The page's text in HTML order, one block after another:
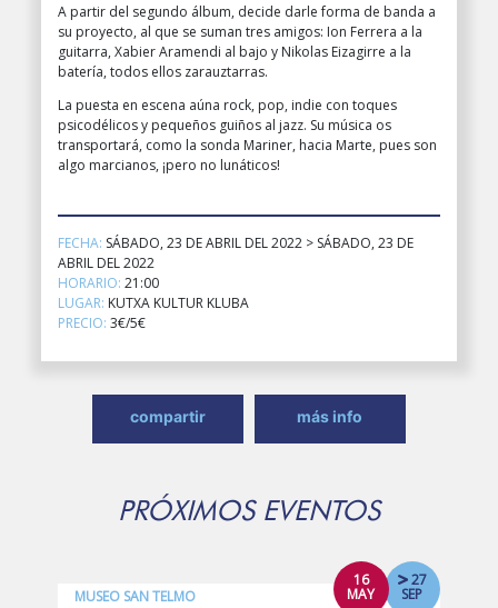
A partir del segundo álbum, decide darle forma de banda a
su proyecto, al que se suman tres amigos: Ion Ferrera a la
guitarra, Xabier Aramendi al bajo y Nikolas Eizagirre a la
batería, todos ellos zarauztarras.
La puesta en escena aúna rock, pop, indie con toques
psicodélicos y pequeños guiños al jazz. Su música os
transportará, como la sonda Mariner, hacia Marte, pues son
algo marcianos, ¡pero no lunáticos!
FECHA: SÁBADO, 23 DE ABRIL DEL 2022 > SÁBADO, 23 DE
ABRIL DEL 2022
HORARIO:21:00
LUGAR: KUTXA KULTUR KLUBA
PRECIO:3€/5€
compartir más info
PRÓXIMOS EVENTOS
16
MAY
27
SEP
MUSEO SAN TELMO